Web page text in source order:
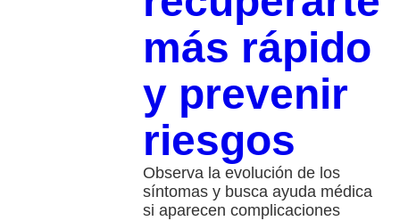
más rápido
y prevenir
riesgos
Observa la evolución de los
síntomas y busca ayuda médica
si aparecen complicaciones